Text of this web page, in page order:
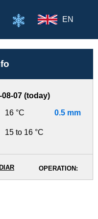
EN
08-07 (today)
16 °C 0.5 mm
15 to 16 °C
OPERATION: